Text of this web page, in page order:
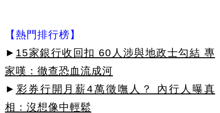
【熱門排行榜】
► 15家銀行收回扣 60人涉與地政士勾結 專
家嘆：徹查恐血流成河
► 彩券行開月薪4萬徵嘸人？ 內行人曝真
相：沒想像中輕鬆